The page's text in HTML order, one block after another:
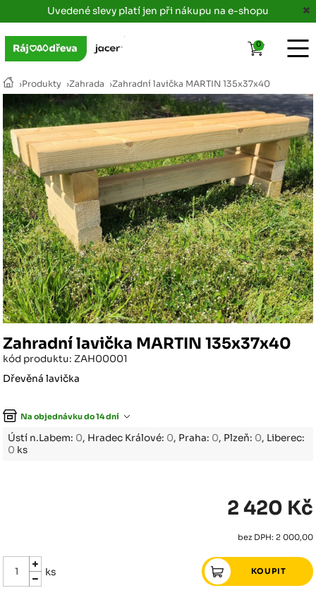
Uvedené slevy platí jen při nákupu na e-shopu
›Produkty ›Zahrada ›Zahradní lavička MARTIN 135x37x40
Zahradní lavička MARTIN 135x37x40
kód produktu: ZAH00001
Dřevěná lavička
Na objednávku do 14 dní
Ústí n.Labem: 0, Hradec Králové: 0, Praha: 0, Plzeň: 0, Liberec:
0 ks
2 420 Kč
bez DPH: 2 000,00
ks
0